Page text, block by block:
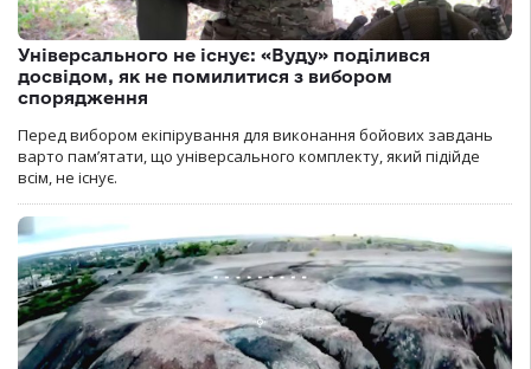
Універсального не існує: «Вуду» поділився
досвідом, як не помилитися з вибором
спорядження
Перед вибором екіпірування для виконання бойових завдань
варто пам’ятати, що універсального комплекту, який підійде
всім, не існує.